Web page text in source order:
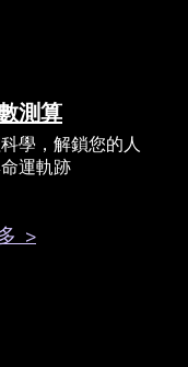
測算
學，解鎖您的人
運軌跡
>